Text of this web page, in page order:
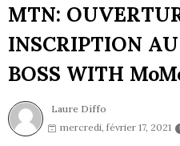
MTN:
INSCRIPTION
BOSS WITH
Laure Diffo
mercredi, février 17, 2021